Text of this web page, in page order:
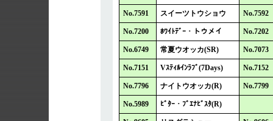
No.7591 スイーツトウショウ No.7592
No.7200 ﾎﾜｲﾄﾃﾞｰ・トウメイ No.7202
No.6749 常夏ウオッカ(SR) No.7073
No.7151 Vｽﾃｨﾙｲﾝﾗﾌﾞ(7Days) No.7152
No.7796 ナイトウオッカ(R) No.7799
No.5989 ﾋﾞﾀｰ・ﾌﾞｴﾅﾋﾞｽﾀ(R)